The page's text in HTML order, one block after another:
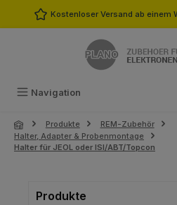
Zum Hauptinhalt springen
Kostenloser Versand ab einem
Navigation
Produkte
REM-Zubehör
Halter, Adapter & Probenmontage
Halter für JEOL oder ISI/ABT/Topcon
Produkte